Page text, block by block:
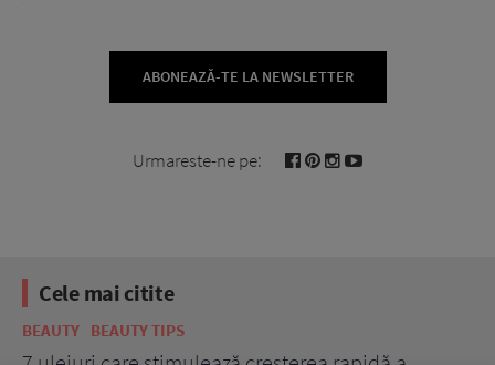
ABONEAZĂ-TE LA NEWSLETTER
Urmareste-ne pe:
Cele mai citite
BEAUTY BEAUTY TIPS